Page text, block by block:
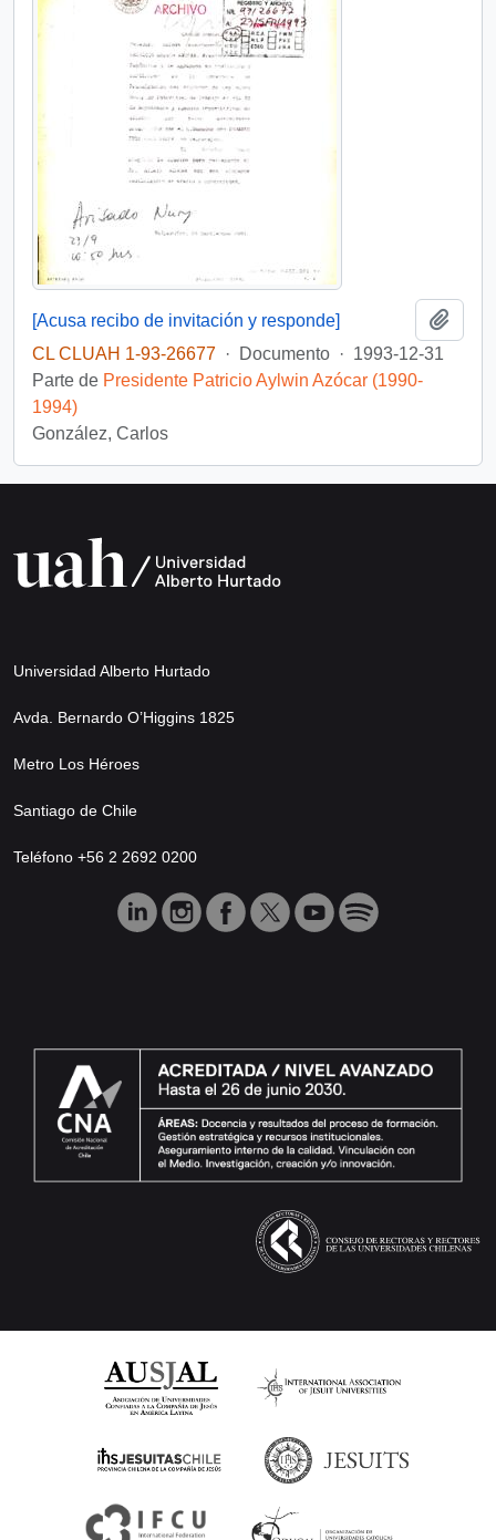
[Acusa recibo de invitación y responde]
CL CLUAH 1-93-26677 · Documento · 1993-12-31
Parte de Presidente Patricio Aylwin Azócar (1990-
1994)
González, Carlos
Universidad Alberto Hurtado
Avda. Bernardo O’Higgins 1825
Metro Los Héroes
Santiago de Chile
Teléfono +56 2 2692 0200